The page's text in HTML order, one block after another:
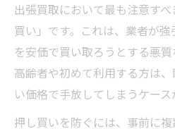
出張買取において最も注意す
買い」です。これは、業者が
を安価で買い取ろうとする悪
高齢者や初めて利用する方は
い価格で手放してしまうケース
押し買いを防ぐには、事前に